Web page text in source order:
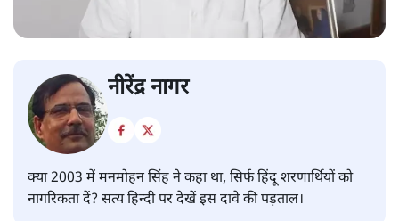
नीरेंद्र नागर
क्या 2003 में मनमोहन सिंह ने कहा था, सिर्फ हिंदू शरणार्थियों को
नागरिकता दें? सत्य हिन्दी पर देखें इस दावे की पड़ताल।